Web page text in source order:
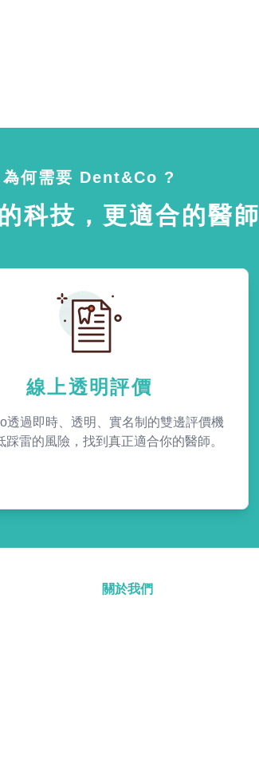
為何需要 Dent&Co ?
科技，更適合的醫師
線上透明評價
透過即時、透明、實名制的雙邊評價機
踩雷的風險，找到真正適合你的醫師。
關於我們